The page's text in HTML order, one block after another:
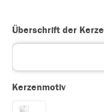
Überschrift der Kerze
Kerzenmotiv